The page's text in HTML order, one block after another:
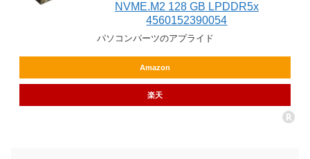
NVME.M2 128 GB LPDDR5x
4560152390054
パソコンパーツのアプライド
Amazon
楽天